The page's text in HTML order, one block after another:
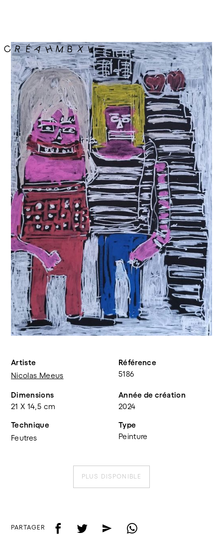
Artiste
Nicolas Meeus
Référence
5186
Dimensions
21 X 14,5 cm
Année de création
2024
Technique
Feutres
Type
Peinture
PLUS DISPONIBLE
PARTAGER f t e w